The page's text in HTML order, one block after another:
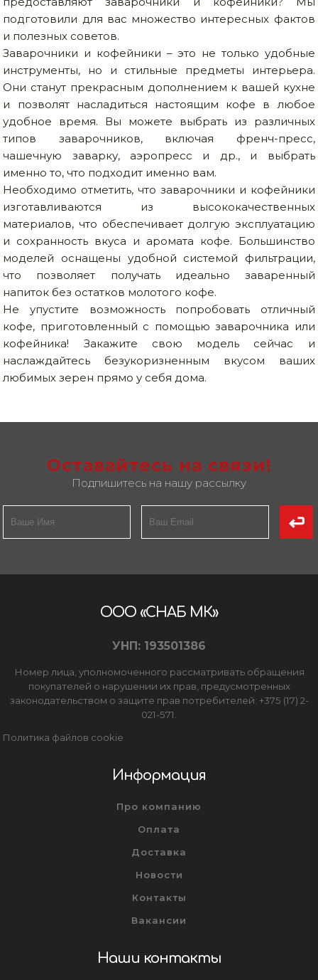
подготовили для вас множество интересных фактов
и полезных советов.
Заварочники и кофейники – это не только удобные
инструменты, но и стильные предметы интерьера.
Они станут прекрасным дополнением к вашей кухне
и позволят насладиться настоящим кофе в любое
удобное время. Вы можете выбрать из различных
типов заварочников, включая френч-пресс,
чашечную заварку, аэропресс и др., и выбрать
именно то, что подходит именно вам.
Необходимо отметить, что заварочники и кофейники
изготавливаются из высококачественных
материалов, что обеспечивает долгую эксплуатацию
и сохранность вкуса и аромата кофе. Большинство
моделей оснащены удобной системой фильтрации,
что позволяет получать идеально заваренный
напиток без остатков молотого кофе.
Не упустите возможность попробовать отличный
кофе, приготовленный с помощью заварочника или
кофейника! Закажите свою модель сейчас и
наслаждайтесь безукоризненным вкусом ваших
любимых зерен прямо у себя дома.
Оставайтесь на связи!
Подпишитесь на нашу рассылку
ООО «СНАБ МК»
УНП: 193501386
Номер лица, уполномоченного рассматривать обращения
покупателей о нарушении их прав, предусмотренных
законодательством о защите прав потребителей: +375 (17) 2-
021-571.
Политика файлов cookie
Информация
Про компанию
Оплата
Доставка
Новости
Контакты
Вакансии
Наши контакты